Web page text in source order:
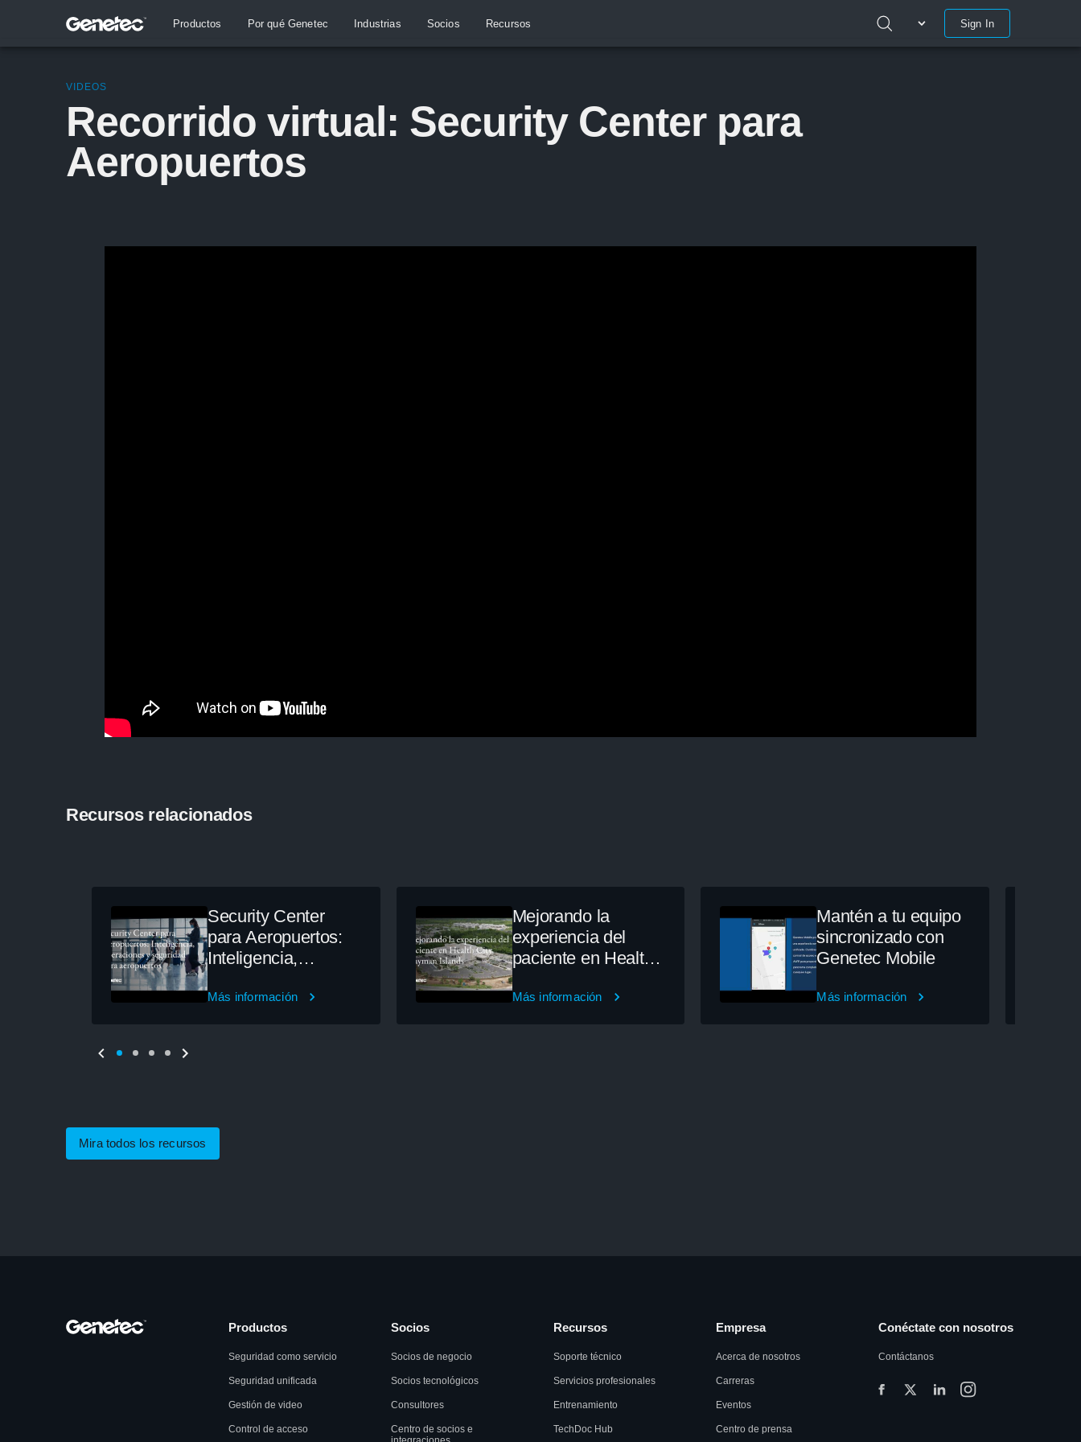
Productos Por qué Genetec Industrias Socios Recursos Sign In
VIDEOS
Recorrido virtual: Security Center para
Aeropuertos
Recursos relacionados
Security Center
para Aeropuertos:
Inteligencia,
seguridad para
Más información
Mejorando la
experiencia del
paciente en Health
City Cayman
Islands
Más información
Mantén a tu equipo
sincronizado con
Genetec Mobile
Más información
Mira todos los recursos
Productos
Seguridad como servicio
Seguridad unificada
Gestión de video
Control de acceso
Socios
Socios de negocio
Socios tecnológicos
Consultores
Centro de socios e
Recursos
Soporte técnico
Servicios profesionales
Entrenamiento
TechDoc Hub
Empresa
Acerca de nosotros
Carreras
Eventos
Centro de prensa
Conéctate con nosotros
Contáctanos